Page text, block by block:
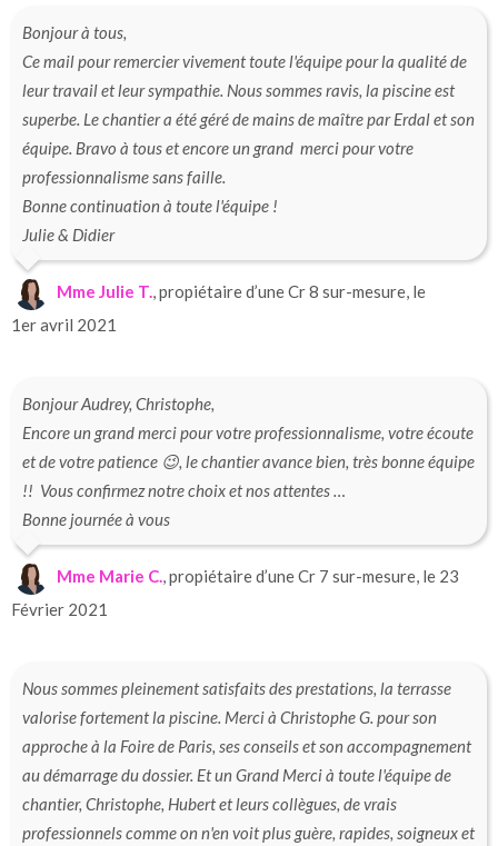
Bonjour à tous,
Ce mail pour remercier vivement toute l'équipe pour la qualité de
leur travail et leur sympathie. Nous sommes ravis, la piscine est
superbe. Le chantier a été géré de mains de maître par Erdal et son
équipe. Bravo à tous et encore un grand merci pour votre
professionnalisme sans faille.
Bonne continuation à toute l'équipe !
Julie & Didier
Mme Julie T. , propiétaire d’une Cr 8 sur-mesure, le
1er avril 2021
Bonjour Audrey, Christophe,
Encore un grand merci pour votre professionnalisme, votre écoute
et de votre patience 😉, le chantier avance bien, très bonne équipe
!! Vous confirmez notre choix et nos attentes …
Bonne journée à vous
Mme Marie C., propiétaire d’une Cr 7 sur-mesure, le 23
Février 2021
Nous sommes pleinement satisfaits des prestations, la terrasse
valorise fortement la piscine. Merci à Christophe G. pour son
approche à la Foire de Paris, ses conseils et son accompagnement
au démarrage du dossier. Et un Grand Merci à toute l'équipe de
chantier, Christophe, Hubert et leurs collègues, de vrais
professionnels comme on n'en voit plus guère, rapides, soigneux et